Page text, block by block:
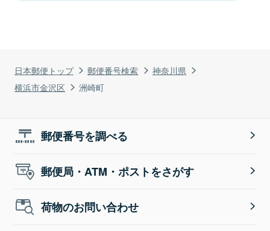
日本郵便トップ 郵便番号検索
神奈川県
横浜市金沢区
洲崎町
郵便番号を調べる
郵便局・ATM・ポストをさがす
荷物のお問い合わせ